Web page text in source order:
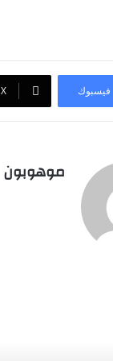
فيسبوك ‫X
موهوبون